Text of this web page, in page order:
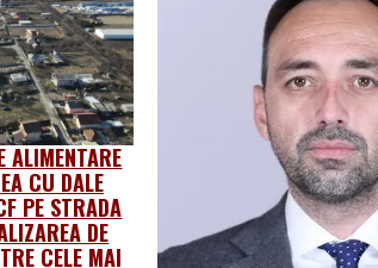
ALIMENTARE
CU DALE
PE STRADA
DE
CELE MAI